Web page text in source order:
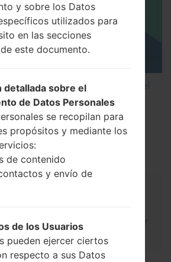
datos de fábrica a través del
en LG G5 H850?
21:09:52
todos por favor me pueden colobor
el friware para LG LS770
y sobre los Datos
utilizados para
en las secciones
este documento.
detallada sobre el
de Datos Personales
se recopilan para
propósitos y mediante los
de contenido
y envío de
de los Usuarios
pueden ejercer ciertos
respecto a sus Datos